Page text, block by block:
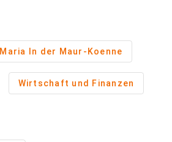
Maria In der Maur-Koenne
Wirtschaft und Finanzen